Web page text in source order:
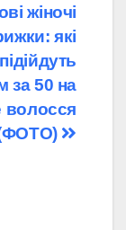
жіночі
які
за 50 на
волосся